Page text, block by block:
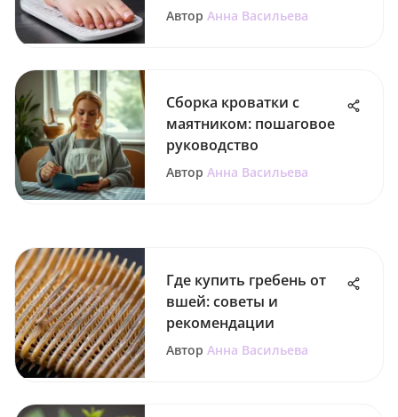
Автор Анна Васильева
Сборка кроватки с
маятником: пошаговое
руководство
Автор Анна Васильева
Где купить гребень от
вшей: советы и
рекомендации
Автор Анна Васильева